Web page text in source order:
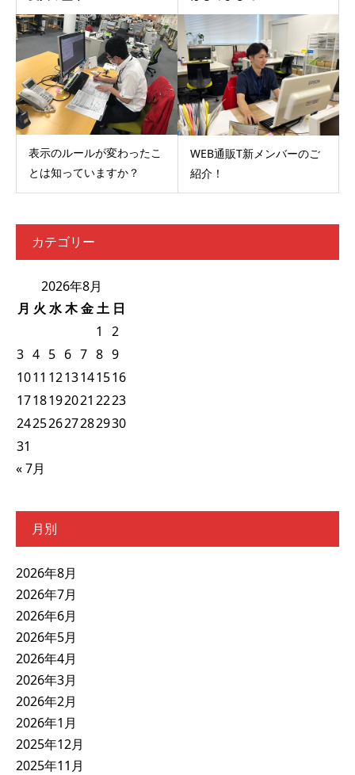
表示のルールが変わったこ
とは知っていますか？
WEB通販T新メンバーのご
紹介！
カテゴリー
2026年8月
月 火 水木金土 日
1
2
3 4 5 6 7 8 9
1011 1213141516
1718192021 2223
24252627282930
31
« 7月
月別
2026年8月
2026年7月
2026年6月
2026年5月
2026年4月
2026年3月
2026年2月
2026年1月
2025年12月
2025年11月